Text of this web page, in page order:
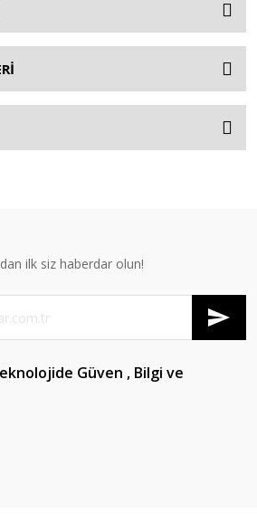
ilk siz haberdar olun!
Güven , Bilgi ve